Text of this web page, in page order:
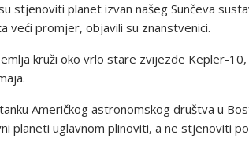
stjenoviti planet izvan našeg Sunčeva
veći promjer, objavili su znanstvenici.
kruži oko vrlo stare zvijezde Kepler-
Američkog astronomskog društva u
planeti uglavnom plinoviti, a ne stjenoviti